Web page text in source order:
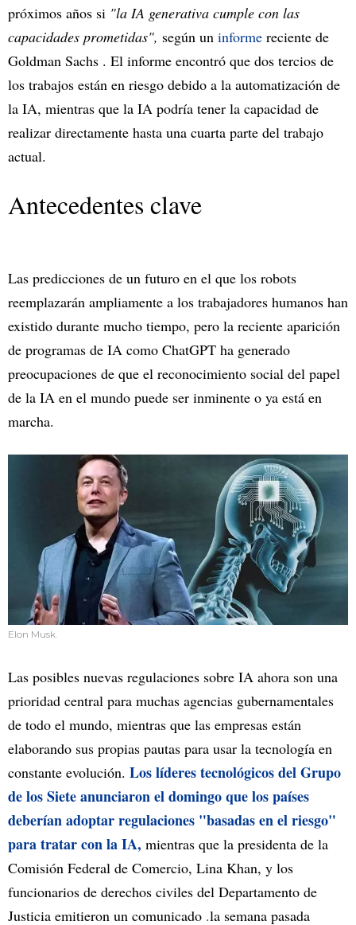
próximos años si "la IA generativa cumple con las
capacidades prometidas", según un informe reciente de
Goldman Sachs . El informe encontró que dos tercios de
los trabajos están en riesgo debido a la automatización de
la IA, mientras que la IA podría tener la capacidad de
realizar directamente hasta una cuarta parte del trabajo
actual.
Antecedentes clave
Las predicciones de un futuro en el que los robots
reemplazarán ampliamente a los trabajadores humanos han
existido durante mucho tiempo, pero la reciente aparición
de programas de IA como ChatGPT ha generado
preocupaciones de que el reconocimiento social del papel
de la IA en el mundo puede ser inminente o ya está en
marcha.
Elon Musk.
Las posibles nuevas regulaciones sobre IA ahora son una
prioridad central para muchas agencias gubernamentales
de todo el mundo, mientras que las empresas están
elaborando sus propias pautas para usar la tecnología en
constante evolución. Los líderes tecnológicos del Grupo
de los Siete anunciaron el domingo que los países
deberían adoptar regulaciones "basadas en el riesgo"
para tratar con la IA, mientras que la presidenta de la
Comisión Federal de Comercio, Lina Khan, y los
funcionarios de derechos civiles del Departamento de
Justicia emitieron un comunicado .la semana pasada